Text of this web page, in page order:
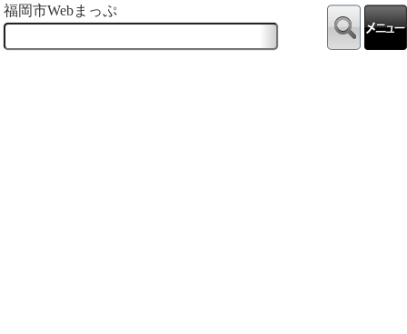
福岡市Webまっぷ